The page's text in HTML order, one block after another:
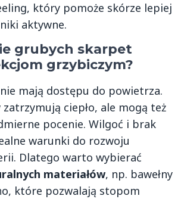
który pomoże skórze lepiej
aktywne.
grubych skarpet
grzybiczym?
mają dostępu do powietrza.
ciepło, ale mogą też
pocenie. Wilgoć i brak
warunki do rozwoju
Dlatego warto wybierać
materiałów, np. bawełny
które pozwalają stopom